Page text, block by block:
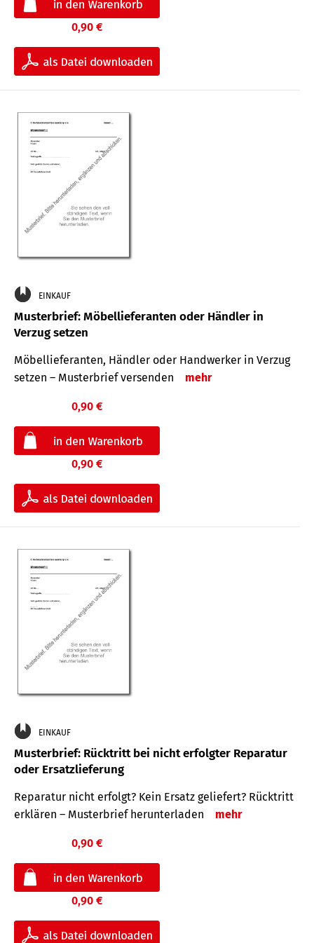
0,90 €
EINKAUF
Musterbrief: Möbellieferanten oder Händler in
Verzug setzen
Möbellieferanten, Händler oder Handwerker in Verzug
setzen – Musterbrief versenden
mehr
0,90 €
0,90 €
EINKAUF
Musterbrief: Rücktritt bei nicht erfolgter Reparatur
oder Ersatzlieferung
Reparatur nicht erfolgt? Kein Ersatz geliefert? Rücktritt
erklären – Musterbrief herunterladen
mehr
0,90 €
0,90 €